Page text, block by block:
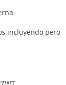
incluyendo pero